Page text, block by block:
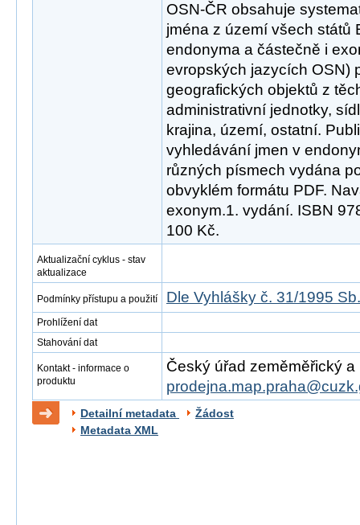
OSN-ČR obsahuje
jména z území všech států
endonyma a částečně i
evropských jazycích OSN)
geografických objektů z
administrativní jednotky,
krajina, území, ostatní.
vyhledávání jmen v
různých písmech vydána
obvyklém formátu PDF.
exonym.1. vydání. ISBN
100 Kč.
Aktualizační cyklus - stav
aktualizace
Podmínky přístupu a použití Dle Vyhlášky č. 31/1995 Sb.
Prohlížení dat
Stahování dat
Kontakt - informace o
produktu
Český úřad zeměměřický
Detailní metadata
Žádost
Metadata XML